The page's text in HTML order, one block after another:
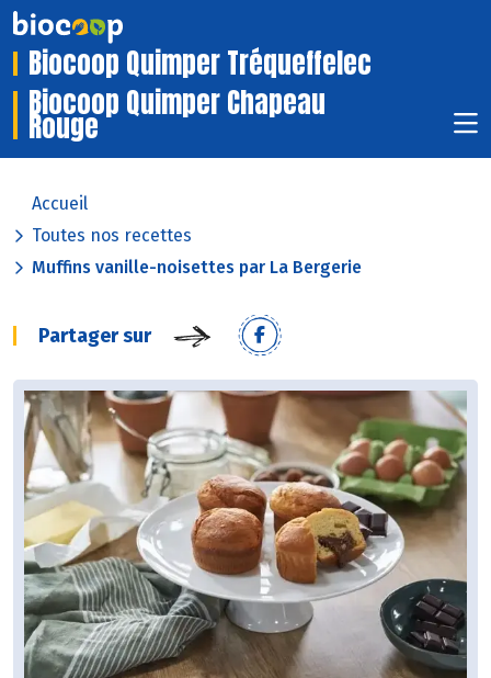
Biocoop Quimper Tréqueffelec
Biocoop Quimper Chapeau
Rouge
Accueil
Toutes nos recettes
Muffins vanille-noisettes par La Bergerie
Partager sur